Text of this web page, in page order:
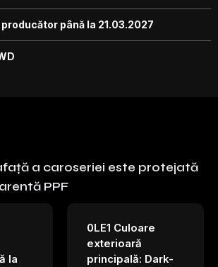
până la 21.03.2027
a caroseriei este protejată
PPF
la
0LE1 Culoare
exterioară
principală: Dark-